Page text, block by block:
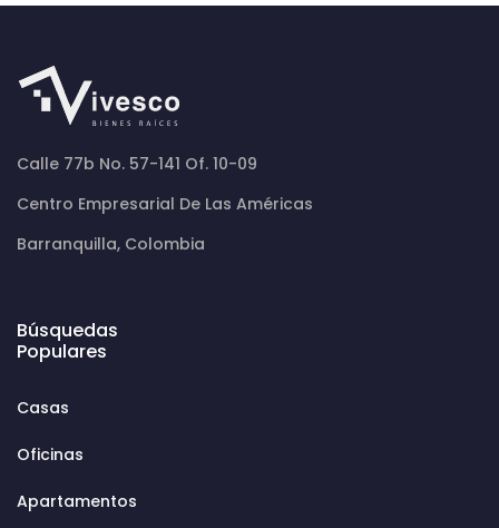
Calle 77b No. 57-141 Of. 10-09
Centro Empresarial De Las Américas
Barranquilla, Colombia
Búsquedas
Populares
Casas
Oficinas
Apartamentos